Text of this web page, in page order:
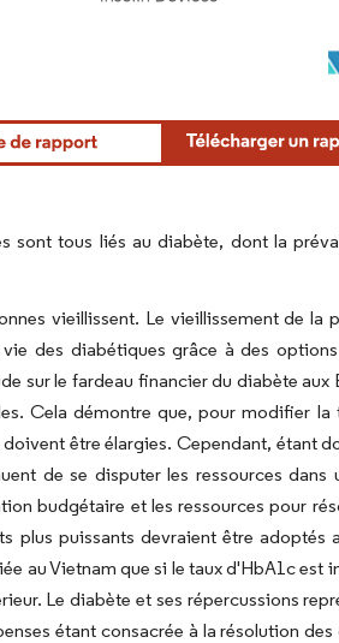
sont tous liés au diabète, dont la
vieillissent. Le vieillissement de la
des diabétiques grâce à des
sur le fardeau financier du diabète aux
Cela démontre que, pour modifier la
être élargies. Cependant, étant
de se disputer les ressources dans
budgétaire et les ressources pour
plus puissants devraient être adoptés
au Vietnam que si le taux d'HbA1c est
Le diabète et ses répercussions
étant consacrée à la résolution